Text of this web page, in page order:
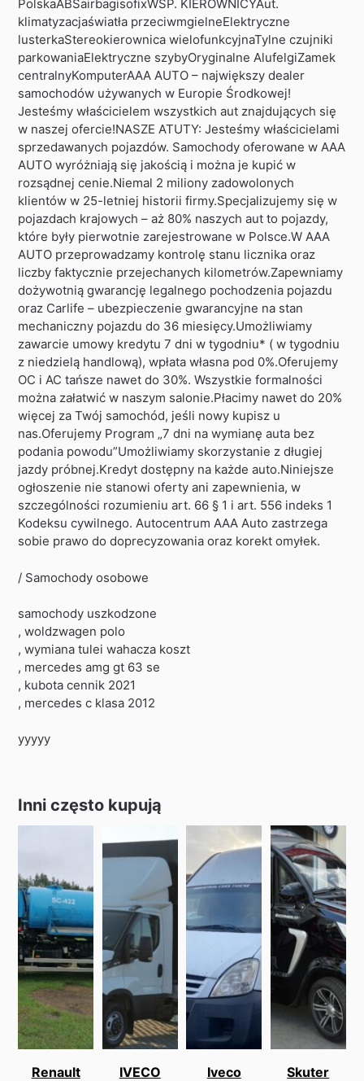
PolskaABSairbagisofixWSP. KIEROWNICYAut.
klimatyzacjaświatła przeciwmgielneElektryczne
lusterkaStereokierownica wielofunkcyjnaTylne czujniki
parkowaniaElektryczne szybyOryginalne AlufelgiZamek
centralnyKomputerAAA AUTO – największy dealer
samochodów używanych w Europie Środkowej!
Jesteśmy właścicielem wszystkich aut znajdujących się
w naszej ofercie!NASZE ATUTY: Jesteśmy właścicielami
sprzedawanych pojazdów. Samochody oferowane w AAA
AUTO wyróżniają się jakością i można je kupić w
rozsądnej cenie.Niemal 2 miliony zadowolonych
klientów w 25-letniej historii firmy.Specjalizujemy się w
pojazdach krajowych – aż 80% naszych aut to pojazdy,
które były pierwotnie zarejestrowane w Polsce.W AAA
AUTO przeprowadzamy kontrolę stanu licznika oraz
liczby faktycznie przejechanych kilometrów.Zapewniamy
dożywotnią gwarancję legalnego pochodzenia pojazdu
oraz Carlife – ubezpieczenie gwarancyjne na stan
mechaniczny pojazdu do 36 miesięcy.Umożliwiamy
zawarcie umowy kredytu 7 dni w tygodniu* ( w tygodniu
z niedzielą handlową), wpłata własna pod 0%.Oferujemy
OC i AC tańsze nawet do 30%. Wszystkie formalności
można załatwić w naszym salonie.Płacimy nawet do 20%
więcej za Twój samochód, jeśli nowy kupisz u
nas.Oferujemy Program „7 dni na wymianę auta bez
podania powodu”Umożliwiamy skorzystanie z długiej
jazdy próbnej.Kredyt dostępny na każde auto.Niniejsze
ogłoszenie nie stanowi oferty ani zapewnienia, w
szczególności rozumieniu art. 66 § 1 i art. 556 indeks 1
Kodeksu cywilnego. Autocentrum AAA Auto zastrzega
sobie prawo do doprecyzowania oraz korekt omyłek.
/ Samochody osobowe
samochody uszkodzone
, woldzwagen polo
, wymiana tulei wahacza koszt
, mercedes amg gt 63 se
, kubota cennik 2021
, mercedes c klasa 2012
yyyyy
Inni często kupują
Renault
IVECO
Iveco
Skuter